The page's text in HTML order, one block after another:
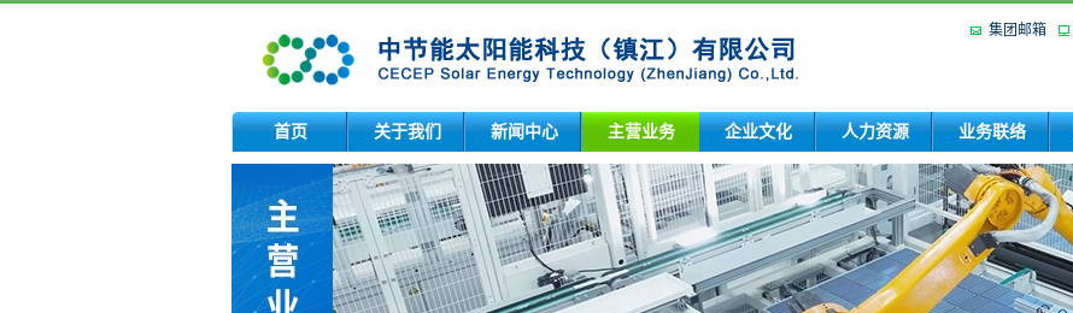
集团邮箱
首页 关于我们 新闻中心 主营业务 企业文化 人力资源 业务联络